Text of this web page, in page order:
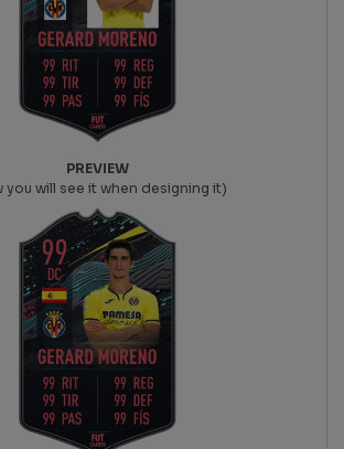
PREVIEW
you will see it when designing it)